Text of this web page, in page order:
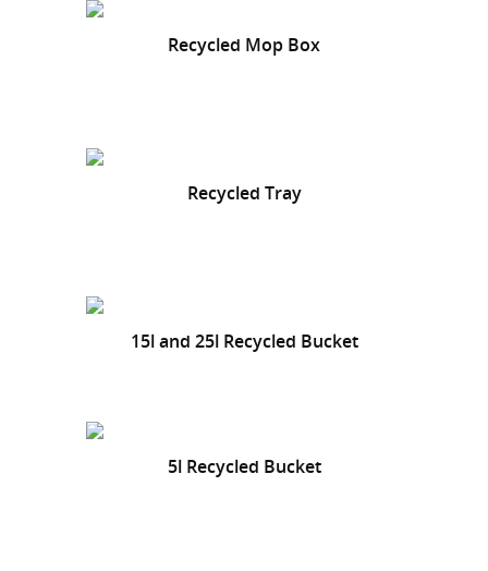
Recycled Mop Box
Recycled Tray
15l and 25l Recycled Bucket
5l Recycled Bucket